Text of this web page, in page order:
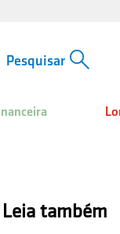
Leia também